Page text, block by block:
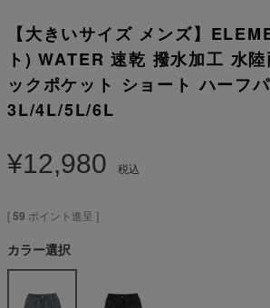
【大きいサイズ メンズ】
ト) WATER 速乾 撥水加工 水
ックポケット ショート ハーフ
3L/4L/5L/6L
¥12,980 税込
[59 ポイント進呈 ]
カラー選択